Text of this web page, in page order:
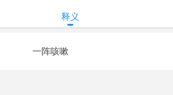
释义
一阵咳嗽